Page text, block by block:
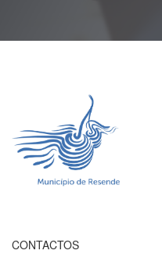
CONTACTOS